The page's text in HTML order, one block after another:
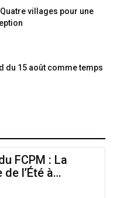
villages pour une
du 15 août comme temps
FCPM : La
l’Été à